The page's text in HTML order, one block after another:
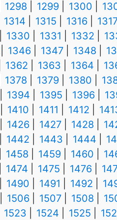
1298 1299 1300
1314 1315 1316
1330 1331 1332
1346 1347 1348
1362 1363 1364
1378 1379 1380
1394 1395 1396
1410 1411 1412
1426 1427 1428
1442 1443 1444
1458 1459 1460
1474 1475 1476
1490 1491 1492
1506 1507 1508
1523 1524 1525